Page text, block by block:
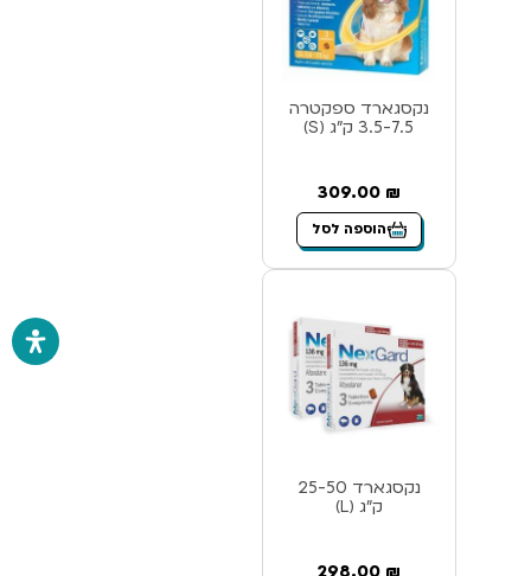
נקסגארד ספקטרה
3.5-7.5 ק”ג (S)
309.00 ₪
הוספה לסל
נקסגארד 25-50
ק”ג (L)